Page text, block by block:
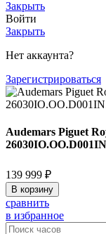
Закрыть
Войти
Закрыть
Нет аккаунта?
Зарегистрироваться
Audemars Piguet
139 999 ₽
В корзину
сравнить
в избранное